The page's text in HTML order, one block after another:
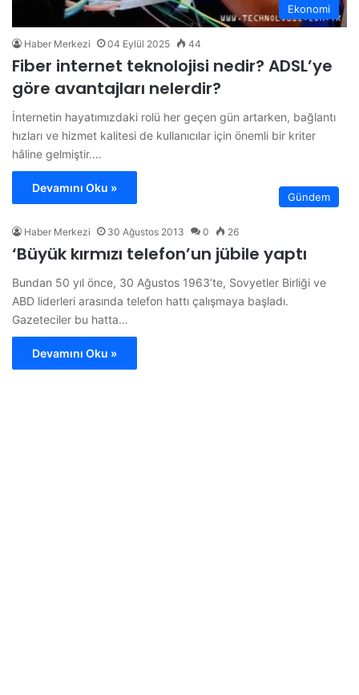
Ekonomi
Haber Merkezi 04 Eylül 2025 44
Fiber internet teknolojisi nedir? ADSL’ye
göre avantajları nelerdir?
İnternetin hayatımızdaki rolü her geçen gün artarken, bağlantı
hızları ve hizmet kalitesi de kullanıcılar için önemli bir kriter
hâline gelmiştir.…
Devamını Oku »
Gündem
Haber Merkezi 30 Ağustos 2013 0 26
‘Büyük kırmızı telefon’un jübile yaptı
Bundan 50 yıl önce, 30 Ağustos 1963’te, Sovyetler Birliği ve
ABD liderleri arasında telefon hattı çalışmaya başladı.
Gazeteciler bu hatta…
Devamını Oku »